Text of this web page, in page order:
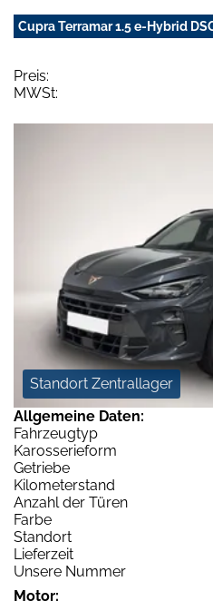
Cupra Terramar 1.5 e-Hybrid
Preis:
MWSt:
Standort Zentrallager
Allgemeine Daten:
Fahrzeugtyp
Karosserieform
Getriebe
Kilometerstand
Anzahl der Türen
Farbe
Standort
Lieferzeit
Unsere Nummer
Motor: